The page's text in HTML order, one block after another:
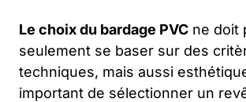
Le choix du bardage PVC ne doit
seulement se baser sur des
techniques, mais aussi
important de sélectionner un